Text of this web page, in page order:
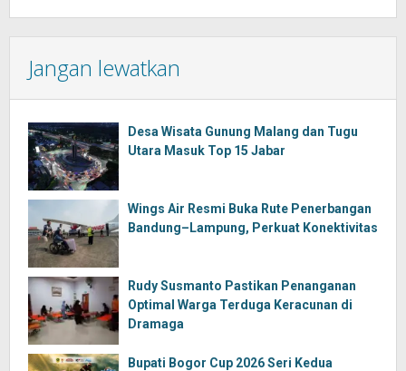
Jangan lewatkan
Desa Wisata Gunung Malang dan Tugu
Utara Masuk Top 15 Jabar
Wings Air Resmi Buka Rute Penerbangan
Bandung–Lampung, Perkuat Konektivitas
Rudy Susmanto Pastikan Penanganan
Optimal Warga Terduga Keracunan di
Dramaga
Bupati Bogor Cup 2026 Seri Kedua